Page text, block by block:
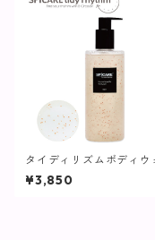
タイディリズムボディウ
シュ / 500ml【SPICARE
¥3,850